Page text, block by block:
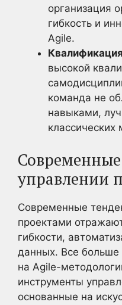
организация
гибкость и
Agile.
высокой
команда не
навыками,
классических
управлении
Современные
проектами
гибкости,
данных. Все больше
на Agile-
инструменты
основанные на